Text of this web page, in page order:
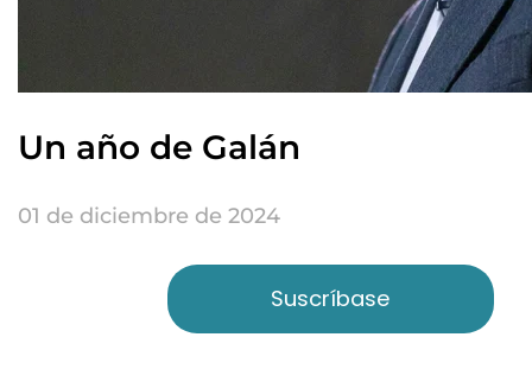
Un año de Galán
01 de diciembre de 2024
Suscríbase